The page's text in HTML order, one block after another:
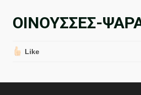
ΟΙΝΟΥΣΣΕΣ-
Like